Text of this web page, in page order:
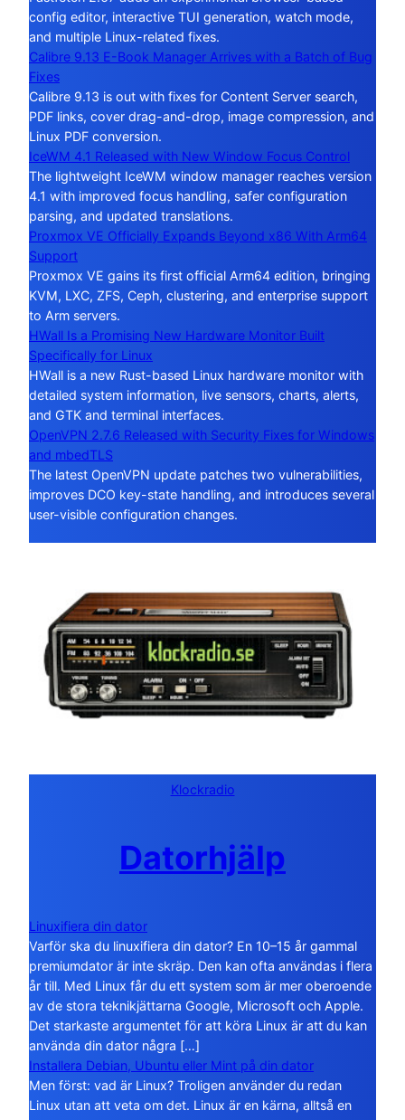
config editor, interactive TUI generation, watch mode,
and multiple Linux-related fixes.
Calibre 9.13 E-Book Manager Arrives with a Batch of Bug
Fixes
Calibre 9.13 is out with fixes for Content Server search,
PDF links, cover drag-and-drop, image compression, and
Linux PDF conversion.
IceWM 4.1 Released with New Window Focus Control
The lightweight IceWM window manager reaches version
4.1 with improved focus handling, safer configuration
parsing, and updated translations.
Proxmox VE Officially Expands Beyond x86 With Arm64
Support
Proxmox VE gains its first official Arm64 edition, bringing
KVM, LXC, ZFS, Ceph, clustering, and enterprise support
to Arm servers.
HWall Is a Promising New Hardware Monitor Built
Specifically for Linux
HWall is a new Rust-based Linux hardware monitor with
detailed system information, live sensors, charts, alerts,
and GTK and terminal interfaces.
OpenVPN 2.7.6 Released with Security Fixes for Windows
and mbedTLS
The latest OpenVPN update patches two vulnerabilities,
improves DCO key-state handling, and introduces several
user-visible configuration changes.
Klockradio
Datorhjälp
Linuxifiera din dator
Varför ska du linuxifiera din dator? En 10–15 år gammal
premiumdator är inte skräp. Den kan ofta användas i flera
år till. Med Linux får du ett system som är mer oberoende
av de stora teknikjättarna Google, Microsoft och Apple.
Det starkaste argumentet för att köra Linux är att du kan
använda din dator några […]
Installera Debian, Ubuntu eller Mint på din dator
Men först: vad är Linux? Troligen använder du redan
Linux utan att veta om det. Linux är en kärna, alltså en